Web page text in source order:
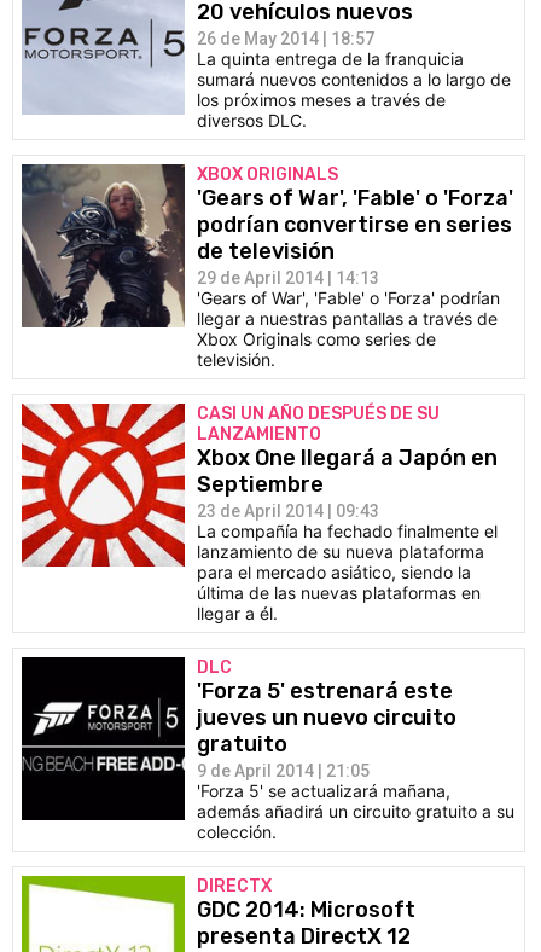
20 vehículos nuevos
26 de May 2014 | 18:57
La quinta entrega de la franquicia
sumará nuevos contenidos a lo largo de
los próximos meses a través de
diversos DLC.
XBOX ORIGINALS
'Gears of War', 'Fable' o 'Forza'
podrían convertirse en series
de televisión
29 de April 2014 | 14:13
'Gears of War', 'Fable' o 'Forza' podrían
llegar a nuestras pantallas a través de
Xbox Originals como series de
televisión.
CASI UN AÑO DESPUÉS DE SU
LANZAMIENTO
Xbox One llegará a Japón en
Septiembre
23 de April 2014 | 09:43
La compañía ha fechado finalmente el
lanzamiento de su nueva plataforma
para el mercado asiático, siendo la
última de las nuevas plataformas en
llegar a él.
DLC
'Forza 5' estrenará este
jueves un nuevo circuito
gratuito
9 de April 2014 | 21:05
'Forza 5' se actualizará mañana,
además añadirá un circuito gratuito a su
colección.
DIRECTX
GDC 2014: Microsoft
presenta DirectX 12